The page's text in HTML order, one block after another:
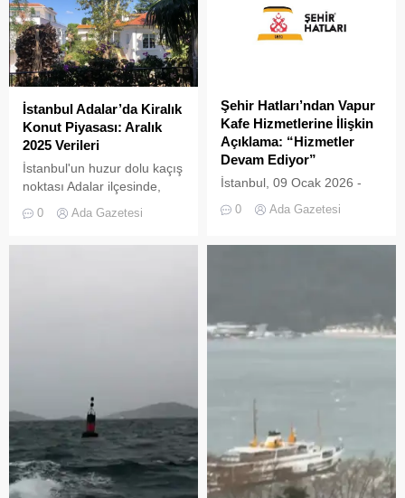
koşulları nedeniyle birçok
önemli hatta seferlerini iptal
ettiğini duyurdu.
tahminlerine göre, akşam
saatlerinde (22:00 civarı)
Adalar bölgesinde
güneybatı yönlü (lodos)
rüzgârın fırtına gücüne (50-
75 km/saat, yer yer 80-90
km/saat) ulaşması
bekleniyor. Bu durum,...
İstanbul Adalar’da Kiralık
Konut Piyasası: Aralık
2025 Verileri
İstanbul'un huzur dolu kaçış
noktası Adalar ilçesinde,
kiralık konut piyasası stabil
0 Ada Gazetesi
Şehir Hatları’ndan Vapur
Kafe Hizmetlerine İlişkin
Açıklama: “Hizmetler
Devam Ediyor”
İstanbul, 09 Ocak 2026 -
ve bazı haber
kaldırılacağına dair iddialar
duyurusu yayınladı.
0 Ada Gazetesi